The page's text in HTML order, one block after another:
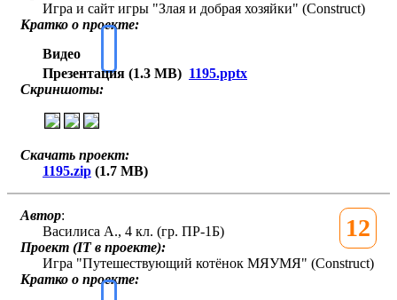
Игра и сайт игры "Злая и добрая хозяйки" (Construct)
Кратко о проекте:
Видео
Презентация (1.3 MB) 1195.pptx
Скриншоты:
Скачать проект:
1195.zip (1.7 MB)
12
Автор:
Василиса А., 4 кл. (гр. ПР-1Б)
Проект (IT в проекте):
Игра "Путешествующий котёнок МЯУМЯ" (Construct)
Кратко о проекте: